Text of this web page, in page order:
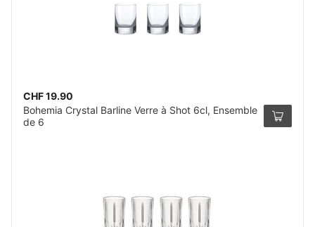
CHF 19.90
Bohemia Crystal Barline Verre à Shot 6cl, Ensemble
de 6